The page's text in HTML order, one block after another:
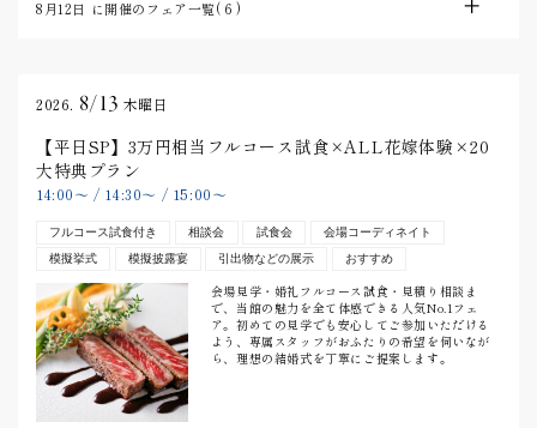
8月12日 に開催のフェア一覧(6 )
2026. 8/13 木曜日
【平日SP】3万円相当フルコース試食×ALL花嫁体験×20
大特典プラン
14:00〜 / 14:30〜 / 15:00〜
フルコース試食付き 相談会 試食会
会場コーディネイト
模擬挙式
模擬披露宴 引出物などの展示 おすすめ
会場見学・婚礼フルコース試食・見積り相談ま
で、当館の魅力を全て体感できる人気No.1フェ
ア。初めての見学でも安心してご参加いただける
よう、専属スタッフがおふたりの希望を伺いなが
ら、理想の結婚式を丁寧にご提案します。